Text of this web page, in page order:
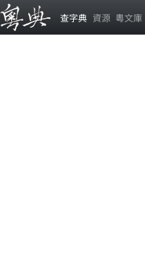
查字典 資源 粵文庫